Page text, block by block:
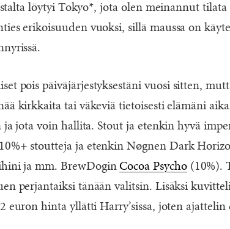
löytyi Tokyo*, jota olen meinannut
erikoisuuden vuoksi, sillä maussa on
pois päiväjärjestyksestäni vuosi sitten,
kirkkaita tai väkeviä tietoisesti elämäni
jota voin hallita. Stout ja etenkin hyvä
stoutteja ja etenkin Nøgnen Dark
ja mm. BrewDoginCocoa Psycho(10%).
perjantaiksi tänään valitsin. Lisäksi
euron hinta yllätti Harry’sissa, joten